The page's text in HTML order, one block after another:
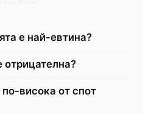
е най-евтина?
висока от спот